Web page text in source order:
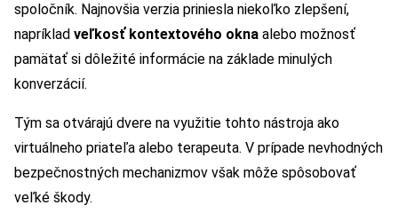
spoločník. Najnovšia verzia priniesla niekoľko zlepšení,
napríklad veľkosť kontextového okna alebo možnosť
pamätať si dôležité informácie na základe minulých
konverzácií.
Tým sa otvárajú dvere na využitie tohto nástroja ako
virtuálneho priateľa alebo terapeuta. V prípade nevhodných
bezpečnostných mechanizmov však môže spôsobovať
veľké škody.